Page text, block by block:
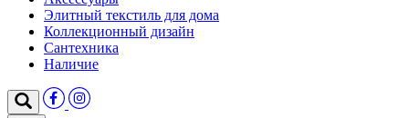
Элитный текстиль для дома
Коллекционный дизайн
Сантехника
Наличие